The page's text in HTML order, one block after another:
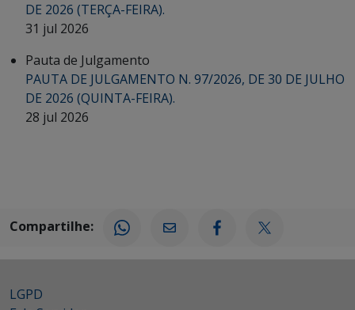
DE 2026 (TERÇA-FEIRA).
31 jul 2026
Pauta de Julgamento
PAUTA DE JULGAMENTO N. 97/2026, DE 30 DE JULHO
DE 2026 (QUINTA-FEIRA).
28 jul 2026
Compartilhe:
LGPD